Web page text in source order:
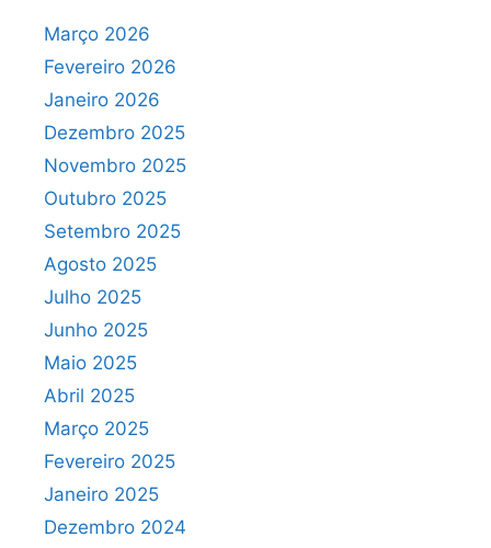
Março 2026
Fevereiro 2026
Janeiro 2026
Dezembro 2025
Novembro 2025
Outubro 2025
Setembro 2025
Agosto 2025
Julho 2025
Junho 2025
Maio 2025
Abril 2025
Março 2025
Fevereiro 2025
Janeiro 2025
Dezembro 2024